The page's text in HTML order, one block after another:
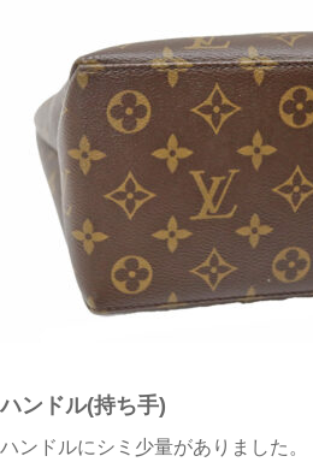
ハンドル(持ち手)
ハンドルにシミ少量がありました。